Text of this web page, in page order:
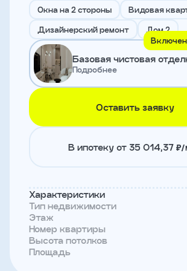
Окна на 2 стороны Видовая
Дизайнерский ремонт Дом 2
Базовая чистовая
Подробнее
Оставить заявку
В ипотеку от 35 014,37
Характеристики
Тип недвижимости
Этаж
Номер квартиры
Высота потолков
Площадь
условиями
политики
конфиденциальности
Записаться